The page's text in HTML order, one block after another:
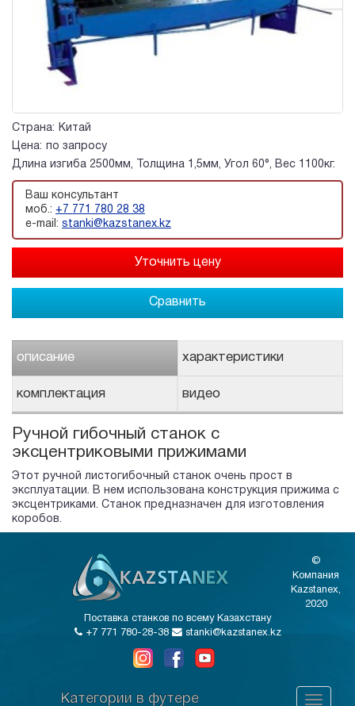
Страна:
Китай
Цена:
по запросу
Длина изгиба 2500мм, Толщина 1,5мм, Угол 60°, Вес 1100кг.
Ваш консультант
моб.: +7 771 780 28 38
e-mail: stanki@kazstanex.kz
Сравнить
описание характеристики
комплектация видео
Ручной гибочный станок с
эксцентриковыми прижимами
Этот ручной листогибочный станок очень прост в
эксплуатации. В нем использована конструкция прижима с
эксцентриками. Станок предназначен для изготовления
коробов.
©
Компания
Kazstanex,
2020
Поставка станков по всему Казахстану
+7 771 780-28-38
stanki@kazstanex.kz
Категории в футере